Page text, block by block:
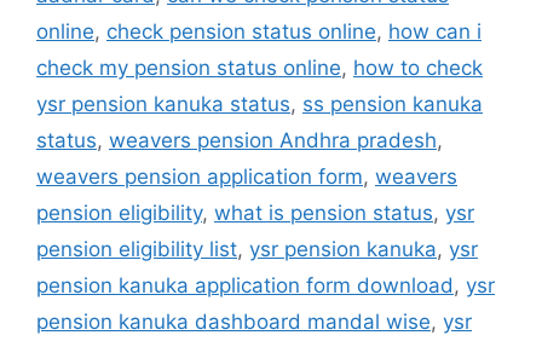
online, check pension status online, how can i
check my pension status online, how to check
ysr pension kanuka status, ss pension kanuka
status, weavers pension Andhra pradesh,
weavers pension application form, weavers
pension eligibility, what is pension status, ysr
pension eligibility list, ysr pension kanuka, ysr
pension kanuka application form download , ysr
pension kanuka dashboard mandal wise, ysr